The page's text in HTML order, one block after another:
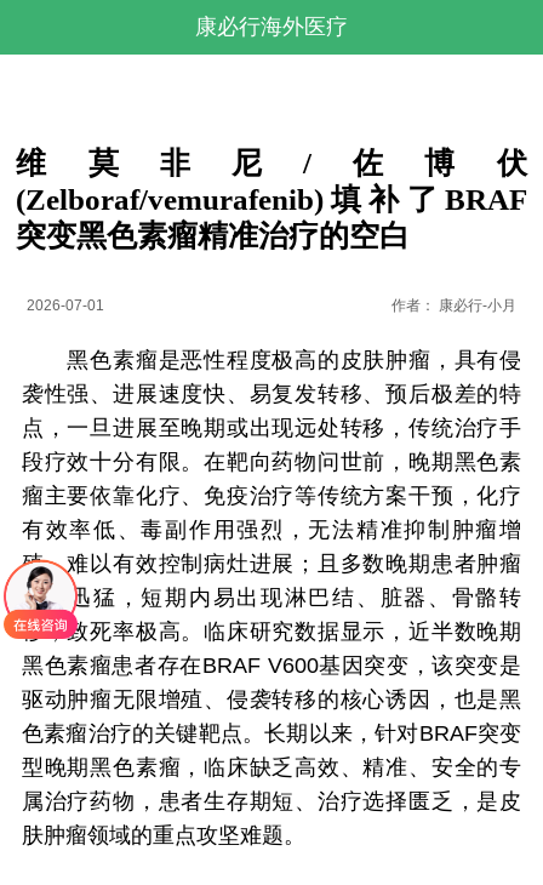
康必行海外医疗
维莫非尼/佐博伏
(Zelboraf/vemurafenib)填补了BRAF
突变黑色素瘤精准治疗的空白
2026-07-01 作者： 康必行-小月
黑色素瘤是恶性程度极高的皮肤肿瘤，具有侵
袭性强、进展速度快、易复发转移、预后极差的特
点，一旦进展至晚期或出现远处转移，传统治疗手
段疗效十分有限。在靶向药物问世前，晚期黑色素
瘤主要依靠化疗、免疫治疗等传统方案干预，化疗
有效率低、毒副作用强烈，无法精准抑制肿瘤增
殖，难以有效控制病灶进展；且多数晚期患者肿瘤
进展迅猛，短期内易出现淋巴结、脏器、骨骼转
移，致死率极高。临床研究数据显示，近半数晚期
黑色素瘤患者存在BRAF V600基因突变，该突变是
驱动肿瘤无限增殖、侵袭转移的核心诱因，也是黑
色素瘤治疗的关键靶点。长期以来，针对BRAF突变
型晚期黑色素瘤，临床缺乏高效、精准、安全的专
属治疗药物，患者生存期短、治疗选择匮乏，是皮
肤肿瘤领域的重点攻坚难题。